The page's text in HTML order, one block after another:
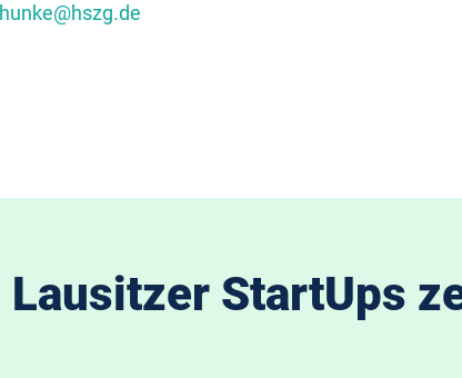
StartUps